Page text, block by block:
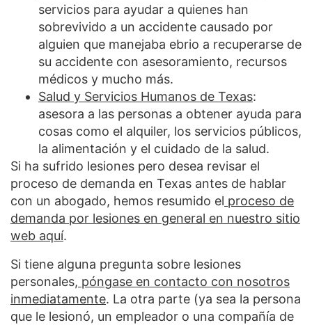
servicios para ayudar a quienes han
sobrevivido a un accidente causado por
alguien que manejaba ebrio a recuperarse de
su accidente con asesoramiento, recursos
médicos y mucho más.
Salud y Servicios Humanos de Texas:
asesora a las personas a obtener ayuda para
cosas como el alquiler, los servicios públicos,
la alimentación y el cuidado de la salud.
Si ha sufrido lesiones pero desea revisar el
proceso de demanda en Texas antes de hablar
con un abogado, hemos resumido el proceso de
demanda por lesiones en general en nuestro sitio
web aquí.
Si tiene alguna pregunta sobre lesiones
personales, póngase en contacto con nosotros
inmediatamente. La otra parte (ya sea la persona
que le lesionó, un empleador o una compañía de